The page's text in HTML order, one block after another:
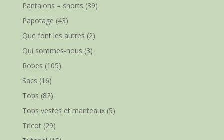
Pantalons – shorts (39)
Papotage (43)
Que font les autres (2)
Qui sommes-nous (3)
Robes (105)
Sacs (16)
Tops (82)
Tops vestes et manteaux(5)
Tricot(29)